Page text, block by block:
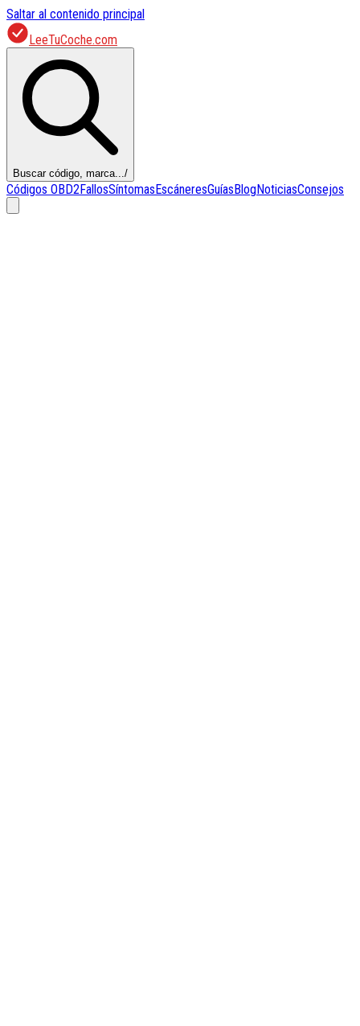
Saltar al contenido principal
LeeTuCoche.com
Buscar código, marca.../
Códigos OBD2FallosSíntomasEscáneresGuíasBlogNoticiasConsejos